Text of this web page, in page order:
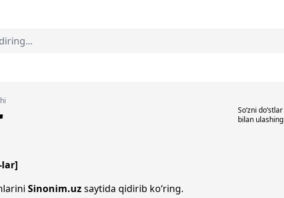
So‘zni do‘stlar
bilan ulashing
lar]
Sinonim.uzsaytida qidirib ko‘ring.